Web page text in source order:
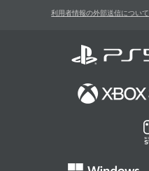
利用者情報の外部送信について